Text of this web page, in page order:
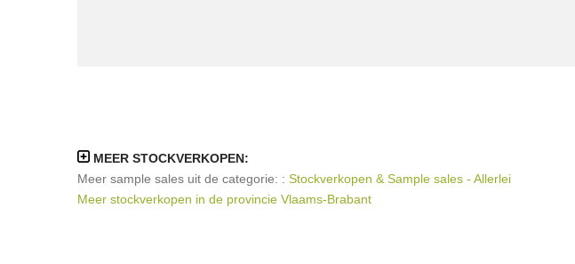
MEER STOCKVERKOPEN:
Meer sample sales uit de categorie: : Stockverkopen & Sample sales - Allerlei
Meer stockverkopen in de provincie Vlaams-Brabant